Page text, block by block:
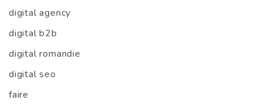
digital agency
digital b2b
digital romandie
digital seo
faire